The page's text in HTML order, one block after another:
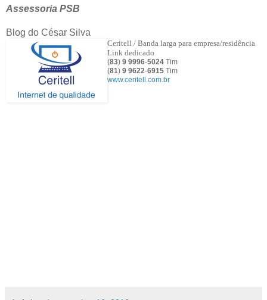
Assessoria PSB
Blog do César Silva
Ceritell / Banda larga para empresa/residência
Link dedicado
(83) 9 9996-5024 Tim
(81) 9 9622-6915 Tim
www.ceritell.com.br